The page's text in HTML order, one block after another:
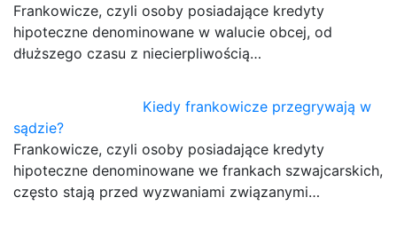
Frankowicze, czyli osoby posiadające kredyty
hipoteczne denominowane w walucie obcej, od
dłuższego czasu z niecierpliwością…
Kiedy frankowicze przegrywają w
sądzie?
Frankowicze, czyli osoby posiadające kredyty
hipoteczne denominowane we frankach szwajcarskich,
często stają przed wyzwaniami związanymi…